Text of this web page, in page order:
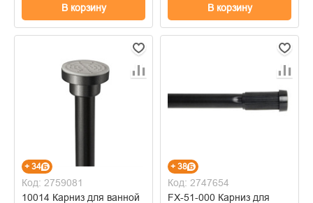
В корзину В корзину
+ 34
Код: 2759081
10014 Карниз для ванной
+ 38
Код: 2747654
FX-51-000 Карниз для